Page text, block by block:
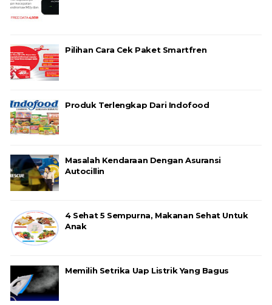
Pilihan Cara Cek Paket Smartfren
Produk Terlengkap Dari Indofood
Masalah Kendaraan Dengan Asuransi
Autocillin
4 Sehat 5 Sempurna, Makanan Sehat Untuk
Anak
Memilih Setrika Uap Listrik Yang Bagus